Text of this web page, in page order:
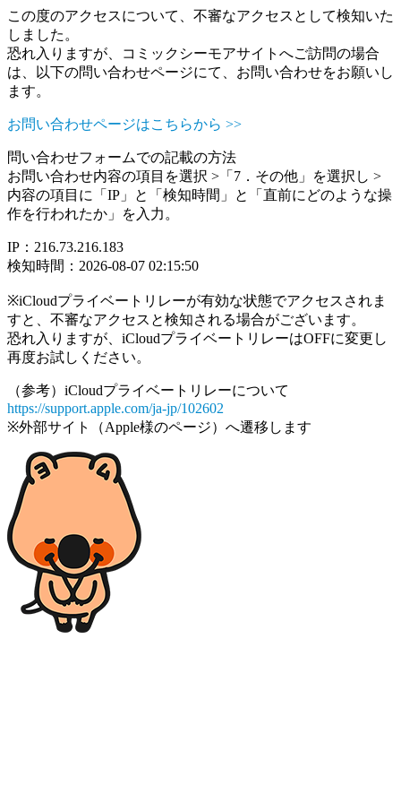
この度のアクセスについて、不審なアクセスとして検知いた
しました。
恐れ入りますが、コミックシーモアサイトへご訪問の場合
は、以下の問い合わせページにて、お問い合わせをお願いし
ます。
お問い合わせページはこちらから >>
問い合わせフォームでの記載の方法
お問い合わせ内容の項目を選択 >「7．その他」を選択し >
内容の項目に「IP」と「検知時間」と「直前にどのような操
作を行われたか」を入力。
IP：216.73.216.183
検知時間：2026-08-07 02:15:50
※iCloudプライベートリレーが有効な状態でアクセスされま
すと、不審なアクセスと検知される場合がございます。
恐れ入りますが、iCloudプライベートリレーはOFFに変更し
再度お試しください。
（参考）iCloudプライベートリレーについて
https://support.apple.com/ja-jp/102602
※外部サイト（Apple様のページ）へ遷移します